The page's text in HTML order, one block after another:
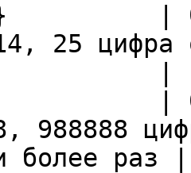
|
25 цифра
|
|
988888
более раз |